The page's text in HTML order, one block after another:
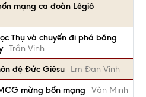
mạng ca đoàn Lêgiô
Thụ và chuyến đi phá băng
Trần Vinh
đệ Đức Giêsu
Lm Đan Vinh
mừng bổn mạng
Văn Minh